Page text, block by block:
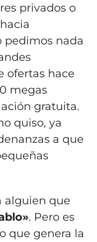
privados o
pedimos nada
ofertas hace
megas
gratuita.
quiso, ya
a que
alguien que
. Pero es
que genera la